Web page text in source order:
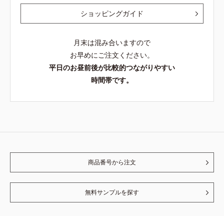
ショッピングガイド
月末は混み合いますので
お早めにご注文ください。
平日のお昼前後が比較的つながりやすい
時間帯です。
商品番号から注文
無料サンプルを探す